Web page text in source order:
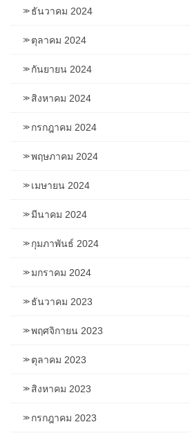
ธันวาคม 2024
ตุลาคม 2024
กันยายน 2024
สิงหาคม 2024
กรกฎาคม 2024
พฤษภาคม 2024
เมษายน 2024
มีนาคม 2024
กุมภาพันธ์ 2024
มกราคม 2024
ธันวาคม 2023
พฤศจิกายน 2023
ตุลาคม 2023
สิงหาคม 2023
กรกฎาคม 2023